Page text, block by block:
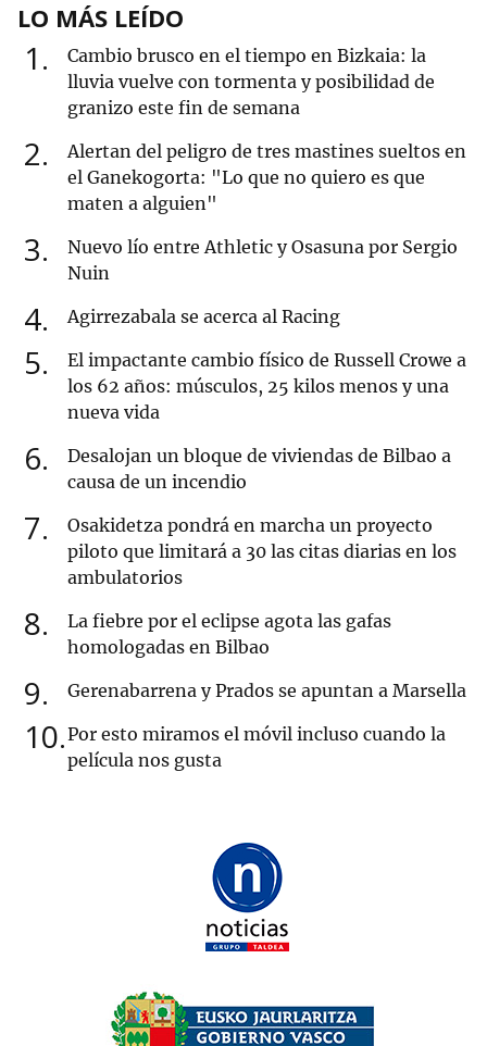
LO MÁS LEÍDO
1
Cambio brusco en el tiempo en Bizkaia: la
lluvia vuelve con tormenta y posibilidad de
granizo este fin de semana
2
Alertan del peligro de tres mastines sueltos en
el Ganekogorta: "Lo que no quiero es que
maten a alguien"
3
Nuevo lío entre Athletic y Osasuna por Sergio
Nuin
4 Agirrezabala se acerca al Racing
5
El impactante cambio físico de Russell Crowe a
los 62 años: músculos, 25 kilos menos y una
nueva vida
6
Desalojan un bloque de viviendas de Bilbao a
causa de un incendio
7
Osakidetza pondrá en marcha un proyecto
piloto que limitará a 30 las citas diarias en los
ambulatorios
8
La fiebre por el eclipse agota las gafas
homologadas en Bilbao
9 Gerenabarrena y Prados se apuntan a Marsella
10 Por esto miramos el móvil incluso cuando la
película nos gusta